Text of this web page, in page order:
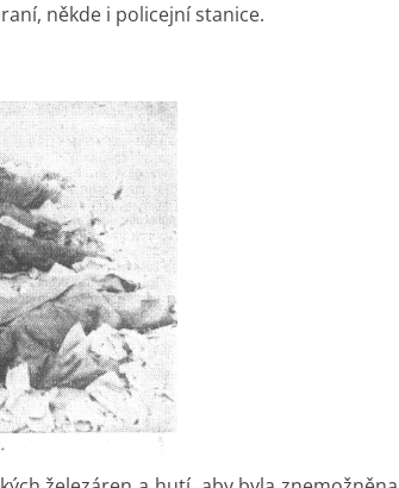
někde i policejní stanice.